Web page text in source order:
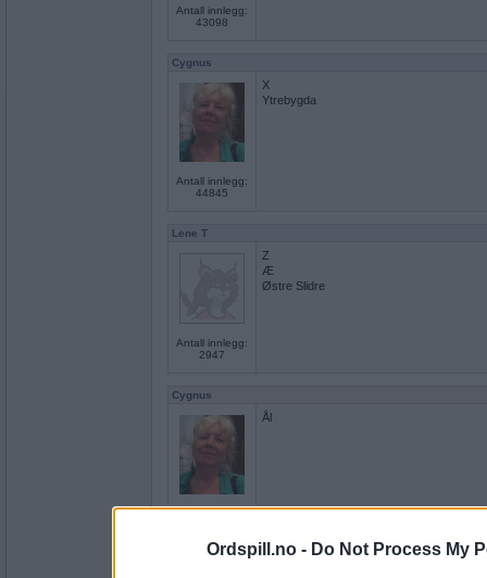
Ordspill.no - Do Not Process My
Antall innlegg:
43098
Cygnus
Antall innlegg:
44845
X
Ytrebygda
Lene T
Antall innlegg:
2947
Z
Æ
Østre Slidre
Cygnus
Antall innlegg:
Ål